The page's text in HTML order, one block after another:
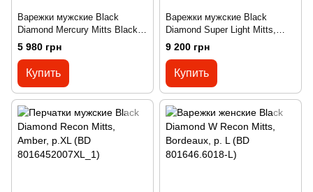
Варежки мужские Black
Diamond Mercury Mitts Black,
р.S (BD 801118.BLAK-S)
5 980 грн
Купить
Варежки мужские Black
Diamond Super Light Mitts,
Octane, р. S (BD
801679.OCTN-S)
9 200 грн
Купить